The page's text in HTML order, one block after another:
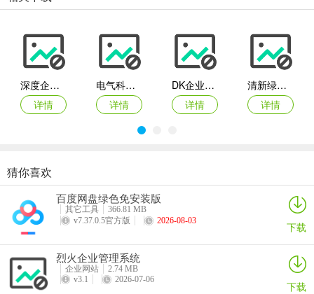
管理地址：admin/login.asp
后台帐号：admin
后台密码：admin2009
深度企业网站管理系统
详情
电气科技公司网站源码
详情
DK企业网站管理系统
详情
清新绿色风格企业网站
详情
zzzcms免费开源建站系统含手机
详情
良精开源企业站源码asp生成html免费版
详情
盈润企业网站管理系统
艺帆精美网站建设企业源码CMS
猜你喜欢
百度网盘绿色免安装版
其它工具
366.81 MB
v7.37.0.5官方版
2026-08-03 下载
烈火企业管理系统
企业网站
2.74 MB
v3.1
2026-07-06 下载